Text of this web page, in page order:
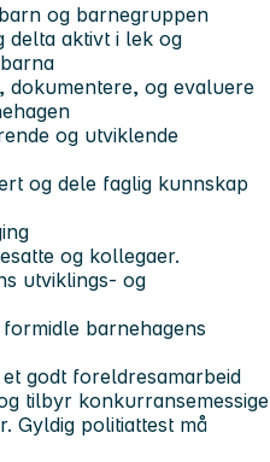
og barnegruppen
aktivt i lek og
dokumentere, og evaluere
og utviklende
og dele faglig kunnskap
og kollegaer.
utviklings- og
barnehagens
godt foreldresamarbeid
tilbyr konkurransemessige
Gyldig politiattest må